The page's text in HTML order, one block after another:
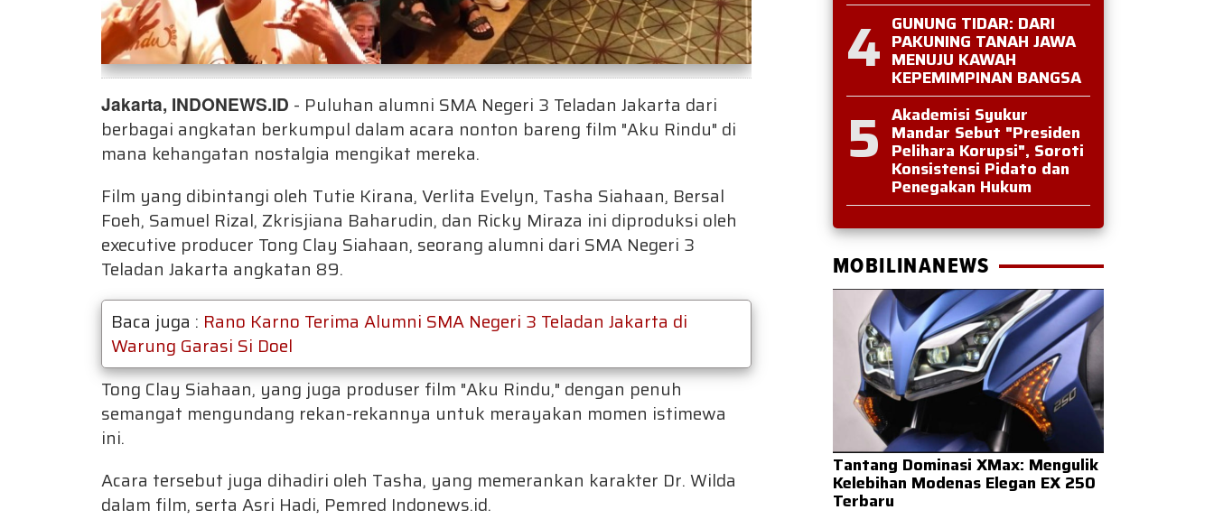
Jakarta, INDONEWS.ID - Puluhan alumni SMA Negeri 3 Teladan Jakarta dari
berbagai angkatan berkumpul dalam acara nonton bareng film "Aku Rindu" di
mana kehangatan nostalgia mengikat mereka.
Film yang dibintangi oleh Tutie Kirana, Verlita Evelyn, Tasha Siahaan, Bersal
Foeh, Samuel Rizal, Zkrisjiana Baharudin, dan Ricky Miraza ini diproduksi oleh
executive producer Tong Clay Siahaan, seorang alumni dari SMA Negeri 3
Teladan Jakarta angkatan 89.
Baca juga : Rano Karno Terima Alumni SMA Negeri 3 Teladan Jakarta di
Warung Garasi Si Doel
Tong Clay Siahaan, yang juga produser film "Aku Rindu," dengan penuh
semangat mengundang rekan-rekannya untuk merayakan momen istimewa
ini.
Acara tersebut juga dihadiri oleh Tasha, yang memerankan karakter Dr. Wilda
dalam film, serta Asri Hadi, Pemred Indonews.id.
4 GUNUNG TIDAR: DARI
PAKUNING TANAH JAWA
MENUJU KAWAH
KEPEMIMPINAN BANGSA
5 Akademisi Syukur
Mandar Sebut "Presiden
Pelihara Korupsi", Soroti
Konsistensi Pidato dan
Penegakan Hukum
MOBILINANEWS
Tantang Dominasi XMax: Mengulik
Kelebihan Modenas Elegan EX 250
Terbaru